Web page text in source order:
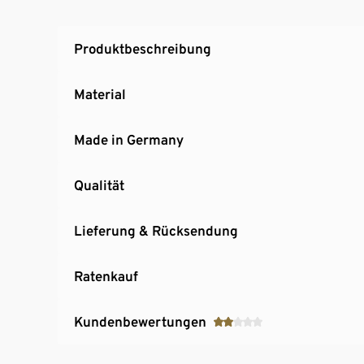
Produktbeschreibung
Material
Made in Germany
Qualität
Lieferung & Rücksendung
Ratenkauf
Kundenbewertungen